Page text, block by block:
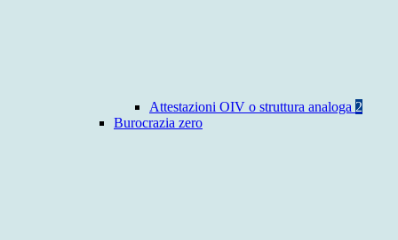
Attestazioni OIV o struttura analoga 2
Burocrazia zero